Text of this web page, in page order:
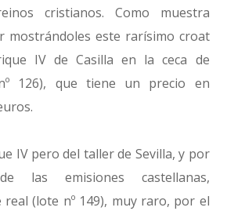
cristianos. Como muestra
mostrándoles este rarísimo croat
IV de Casilla en la ceca de
126), que tiene un precio en
IV pero del taller de Sevilla, y por
las emisiones castellanas,
(lote nº 149), muy raro, por el